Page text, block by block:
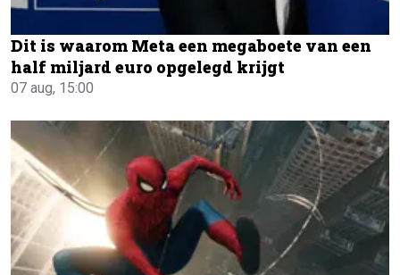
Dit is waarom Meta een megaboete van een
half miljard euro opgelegd krijgt
07 aug, 15:00